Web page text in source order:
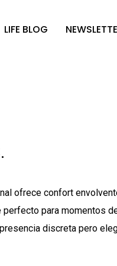
LIFE BLOG
ofrece confort
para momentos
discreta pero